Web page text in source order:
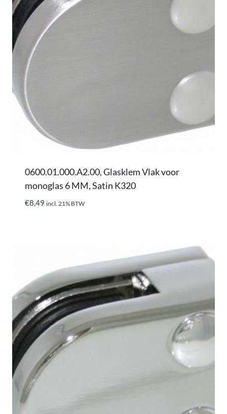
0600.01.000.A2.00, Glasklem Vlak voor
monoglas 6 MM, Satin K320
€8,49 incl. 21% BTW